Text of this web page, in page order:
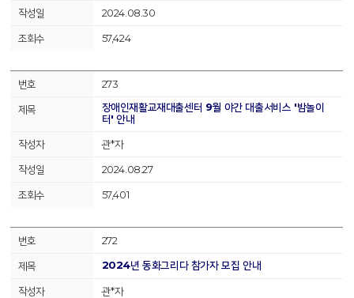
2024.08.30
57,424
273
장애인재활교재대출센터 9월 야간 대출서비스 '밤놀이
터' 안내
관*자
2024.08.27
57,401
272
2024년 동화그리다 참가자 모집 안내
관*자